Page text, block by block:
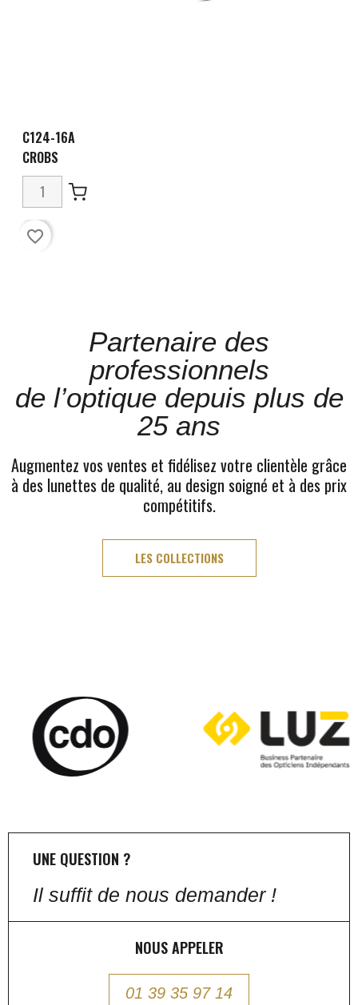
C124-16A
CROBS
favorite_border
Partenaire des
professionnels
de l’optique depuis plus de
25 ans
Augmentez vos ventes et fidélisez votre clientèle grâce
à des lunettes de qualité, au design soigné et à des prix
compétitifs.
LES COLLECTIONS
UNE QUESTION ?
Il suffit de nous demander !
NOUS APPELER
01 39 35 97 14